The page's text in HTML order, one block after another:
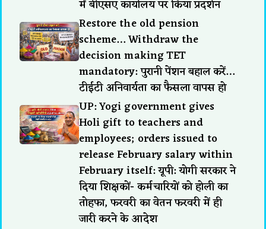
में बीएसए कार्यालय पर किया प्रदर्शन
Restore the old pension
scheme… Withdraw the
decision making TET
mandatory: पुरानी पेंशन बहाल करें…
टीईटी अनिवार्यता का फैसला वापस हो
UP: Yogi government gives
Holi gift to teachers and
employees; orders issued to
release February salary within
February itself: यूपी: योगी सरकार ने
दिया शिक्षकों- कर्मचारियों को होली का
तोहफा, फरवरी का वेतन फरवरी में ही
जारी करने के आदेश